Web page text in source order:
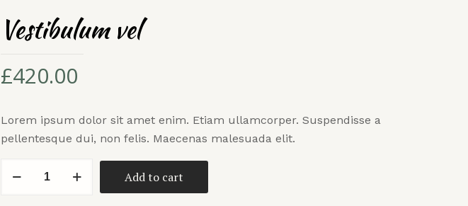
Vestibulum vel
£420.00
Lorem ipsum dolor sit amet enim. Etiam ullamcorper. Suspendisse a
pellentesque dui, non felis. Maecenas malesuada elit.
Add to cart